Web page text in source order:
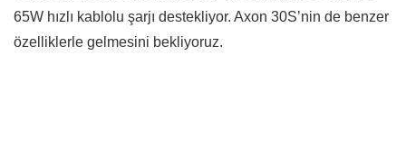
65W hızlı kablolu şarjı destekliyor. Axon 30S’nin de benzer
özelliklerle gelmesini bekliyoruz.